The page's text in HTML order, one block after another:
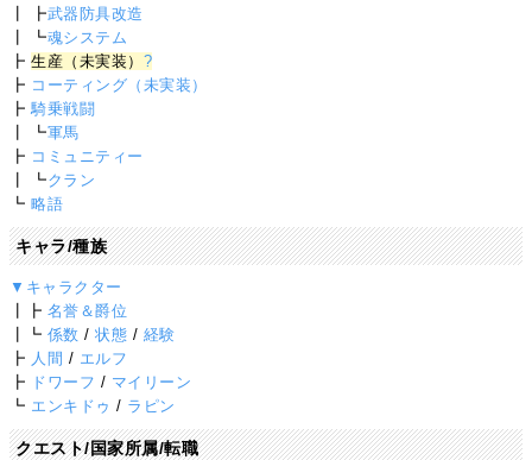
┃ ┣武器防具改造
┃ ┗魂システム
┣生産（未実装） ?
┣ コーティング（未実装）
┣騎乗戦闘
┃ ┗軍馬
┣ コミュニティー
┃ ┗クラン
┗略語
キャラ/種族
▼キャラクター
┃┣ 名誉＆爵位
┃┗ 係数 /状態 / 経験
┣ 人間 / エルフ
┣ ドワーフ / マイリーン
┗ エンキドゥ / ラピン
クエスト/国家所属/転職